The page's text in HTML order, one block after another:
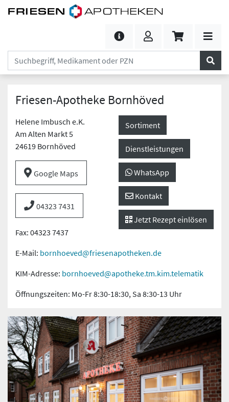
Friesen-Apotheke Bornhöved
Sortiment
Dienstleistungen
WhatsApp
Kontakt
Jetzt Rezept einlösen
Helene Imbusch e.K.
Am Alten Markt 5
24619 Bornhöved
Google Maps
04323 7431
Fax: 04323 7437
E-Mail: bornhoeved@friesenapotheken.de
KIM-Adresse: bornhoeved@apotheke.tm.kim.telematik
Öffnungszeiten: Mo-Fr 8:30-18:30, Sa 8:30-13 Uhr